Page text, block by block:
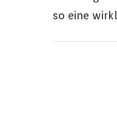
so eine